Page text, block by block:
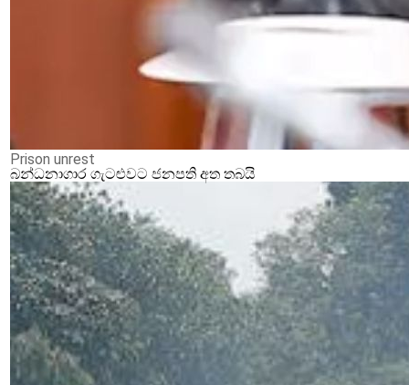
Prison unrest
බන්ධනාගාර ගැටළුවට ජනපති අත තබයි